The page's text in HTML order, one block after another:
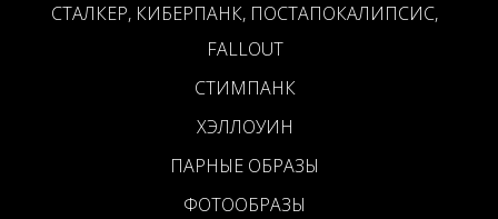
СТАЛКЕР, КИБЕРПАНК, ПОСТАПОКАЛИПСИС,
FALLOUT
СТИМПАНК
ХЭЛЛОУИН
ПАРНЫЕ ОБРАЗЫ
ФОТООБРАЗЫ